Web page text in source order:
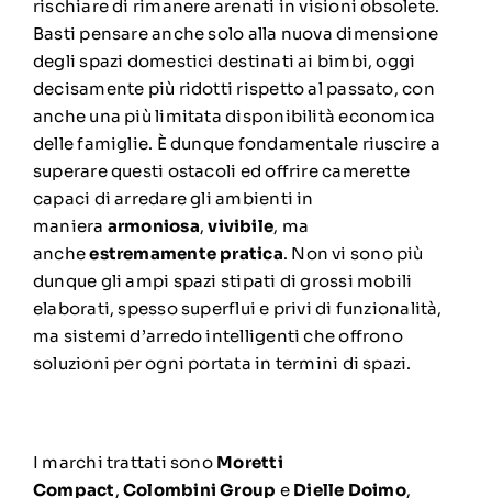
rischiare di rimanere arenati in visioni obsolete.
Basti pensare anche solo alla nuova dimensione
degli spazi domestici destinati ai bimbi, oggi
decisamente più ridotti rispetto al passato, con
anche una più limitata disponibilità economica
delle famiglie. È dunque fondamentale riuscire a
superare questi ostacoli ed offrire camerette
capaci di arredare gli ambienti in
maniera armoniosa,vivibile, ma
ancheestremamente pratica. Non vi sono più
dunque gli ampi spazi stipati di grossi mobili
elaborati, spesso superflui e privi di funzionalità,
ma sistemi d’arredo intelligenti che offrono
soluzioni per ogni portata in termini di spazi.
I marchi trattati sono Moretti
Compact,Colombini Group e Dielle Doimo,